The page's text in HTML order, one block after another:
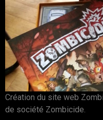
Création du site web
de société Zombicide.